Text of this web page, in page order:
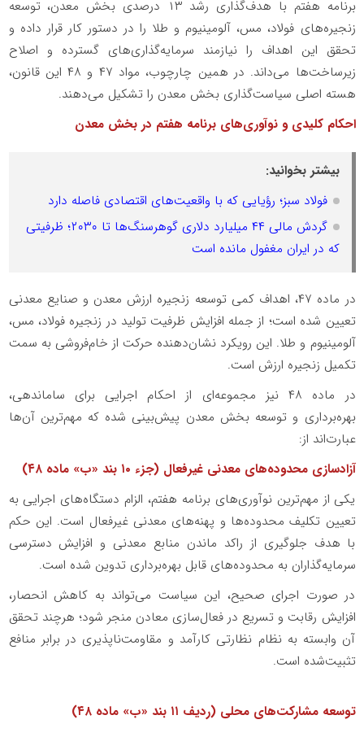
برنامه هفتم با هدف‌گذاری رشد ۱۳ درصدی بخش معدن، توسعه
زنجیره‌های فولاد، مس، آلومینیوم و طلا را در دستور کار قرار داده و
تحقق این اهداف را نیازمند سرمایه‌گذاری‌های گسترده و اصلاح
زیرساخت‌ها می‌داند. در همین چارچوب، مواد ۴۷ و ۴۸ این قانون،
هسته اصلی سیاست‌گذاری بخش معدن را تشکیل می‌دهند.
احکام کلیدی و نوآوری‌های برنامه هفتم در بخش معدن
بیشتر بخوانید:
فولاد سبز؛ رؤیایی که با واقعیت‌های اقتصادی فاصله دارد
گردش مالی ۴۴ میلیارد دلاری گوهرسنگ‌ها تا ۲۰۳۰؛ ظرفیتی
که در ایران مغفول مانده است
در ماده ۴۷، اهداف کمی توسعه زنجیره ارزش معدن و صنایع معدنی
تعیین شده است؛ از جمله افزایش ظرفیت تولید در زنجیره فولاد، مس،
آلومینیوم و طلا. این رویکرد نشان‌دهنده حرکت از خام‌فروشی به سمت
تکمیل زنجیره ارزش است.
در ماده ۴۸ نیز مجموعه‌ای از احکام اجرایی برای ساماندهی،
بهره‌برداری و توسعه بخش معدن پیش‌بینی شده که مهم‌ترین آن‌ها
عبارت‌اند از:
آزادسازی محدوده‌های معدنی غیرفعال (جزء ۱۰ بند «ب» ماده ۴۸)
یکی از مهم‌ترین نوآوری‌های برنامه هفتم، الزام دستگاه‌های اجرایی به
تعیین تکلیف محدوده‌ها و پهنه‌های معدنی غیرفعال است. این حکم
با هدف جلوگیری از راکد ماندن منابع معدنی و افزایش دسترسی
سرمایه‌گذاران به محدوده‌های قابل بهره‌برداری تدوین شده است.
در صورت اجرای صحیح، این سیاست می‌تواند به کاهش انحصار،
افزایش رقابت و تسریع در فعال‌سازی معادن منجر شود؛ هرچند تحقق
آن وابسته به نظام نظارتی کارآمد و مقاومت‌ناپذیری در برابر منافع
تثبیت‌شده است.
توسعه مشارکت‌های محلی (ردیف ۱۱ بند «ب» ماده ۴۸)